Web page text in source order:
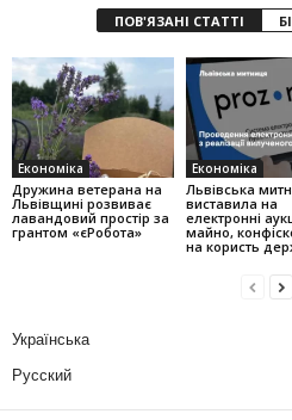
ПОВ'ЯЗАНІ СТАТТІ
Економіка
Дружина ветерана на
Львівщині розвиває
лавандовий простір за
грантом «єРобота»
Економіка
Львівська
виставила на
електронні
майно,
на користь
Українська
Русский